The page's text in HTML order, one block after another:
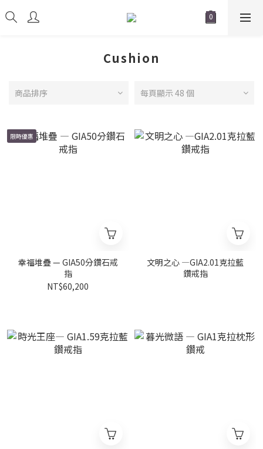
Cushion
商品排序 每頁顯示 48 個
限時優惠
幸福堆疊 — GIA50分鑽石戒
指
NT$60,200
文明之心 —GIA2.01克拉藍
鑽戒指